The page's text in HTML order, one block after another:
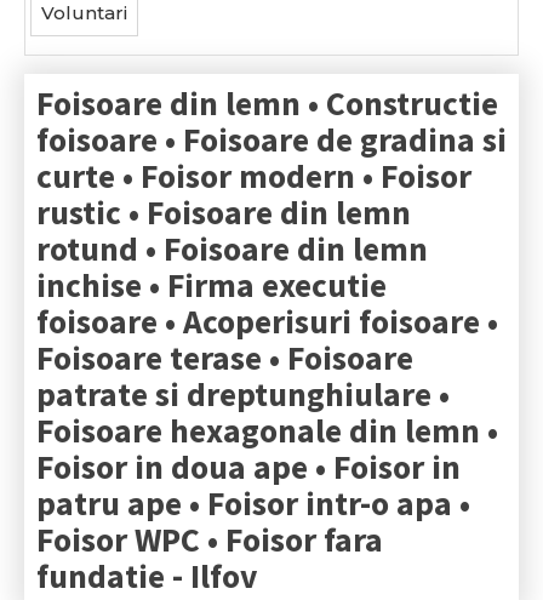
Voluntari
Foisoare din lemn • Constructie
foisoare • Foisoare de gradina si
curte • Foisor modern • Foisor
rustic • Foisoare din lemn
rotund • Foisoare din lemn
inchise • Firma executie
foisoare • Acoperisuri foisoare •
Foisoare terase • Foisoare
patrate si dreptunghiulare •
Foisoare hexagonale din lemn •
Foisor in doua ape • Foisor in
patru ape • Foisor intr-o apa •
Foisor WPC • Foisor fara
fundatie - Ilfov